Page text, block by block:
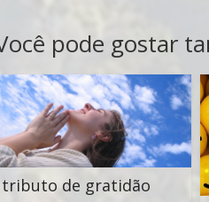
pode gostar
tributo de gratidão